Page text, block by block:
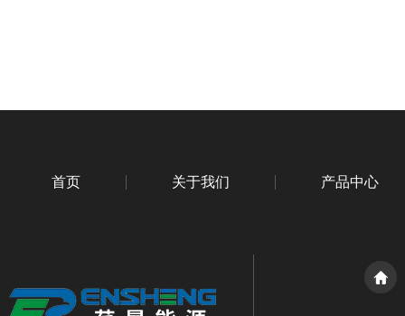
首页 关于我们 产品中心